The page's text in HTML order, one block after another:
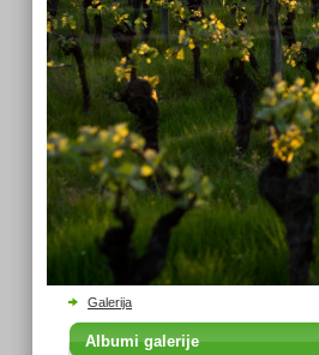
Galerija
Albumi galerije